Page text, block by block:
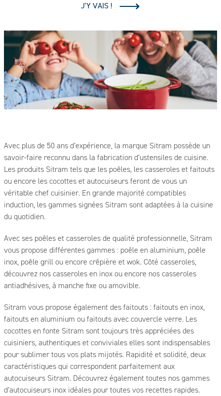
J'Y VAIS !
Avec plus de 50 ans d’expérience, la marque Sitram possède un
savoir-faire reconnu dans la fabrication d’ustensiles de cuisine.
Les produits Sitram tels que les poêles, les casseroles et faitouts
ou encore les cocottes et autocuiseurs feront de vous un
véritable chef cuisinier. En grande majorité compatibles
induction, les gammes signées Sitram sont adaptées à la cuisine
du quotidien.
Avec ses poêles et casseroles de qualité professionnelle, Sitram
vous propose différentes gammes : poêle en aluminium, poêle
inox, poêle grill ou encore crêpière et wok. Côté casseroles,
découvrez nos casseroles en inox ou encore nos casseroles
antiadhésives, à manche fixe ou amovible.
Sitram vous propose également des faitouts : faitouts en inox,
faitouts en aluminium ou faitouts avec couvercle verre. Les
cocottes en fonte Sitram sont toujours très appréciées des
cuisiniers, authentiques et conviviales elles sont indispensables
pour sublimer tous vos plats mijotés. Rapidité et solidité, deux
caractéristiques qui correspondent parfaitement aux
autocuiseurs Sitram. Découvrez également toutes nos gammes
d’autocuiseurs inox idéales pour toutes vos recettes rapides.